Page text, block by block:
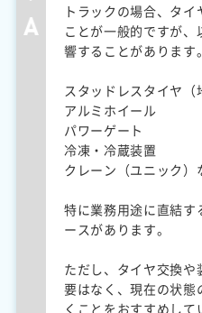
トラックの場合、タ
ことが一般的ですが
響することがあります。
スタッドレスタイヤ（
アルミホイール
パワーゲート
冷凍・冷蔵装置
クレーン（ユニック）
特に業務用途に直結す
ースがあります。
ただし、タイヤ交換
要はなく、現在の状態
くことをおすすめして